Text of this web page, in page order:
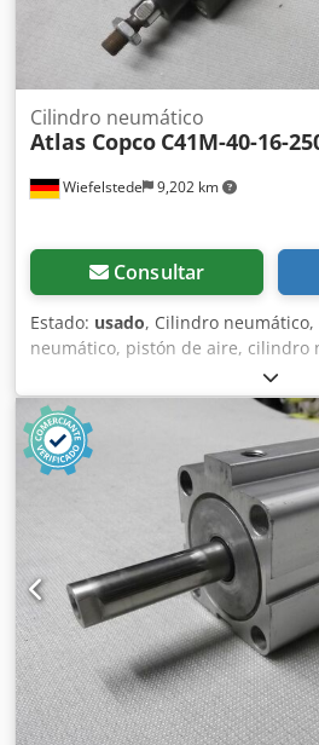
Wiefelstede 9,202 km
Cilindro neumático
Atlas Copco C41M-40-16-
Consultar
Estado: usado, Cilindro
neumático, pistón de aire, cilindro
250 mm -Diámetro del pistón: 40
varilla del pistón: 16 mm Dedpfx
por unidad -Cantidad: 2 unidades
410/55/H55 mm -Peso: 1,5 kg/